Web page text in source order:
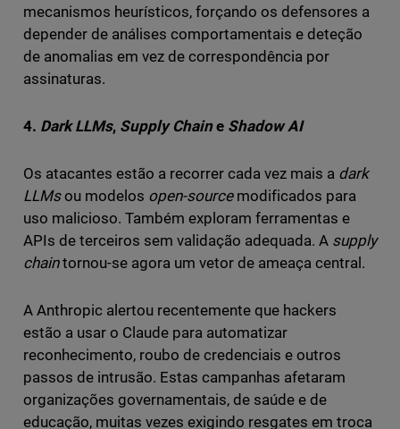
mecanismos heurísticos, forçando os defensores a
depender de análises comportamentais e deteção
de anomalias em vez de correspondência por
assinaturas.
4. Dark LLMs, Supply Chaine Shadow AI
Os atacantes estão a recorrer cada vez mais a dark
LLMsou modelos open-sourcemodificados para
uso malicioso. Também exploram ferramentas e
APIs de terceiros sem validação adequada. A supply
chaintornou-se agora um vetor de ameaça central.
A Anthropic alertou recentemente que hackers
estão a usar o Claude para automatizar
reconhecimento, roubo de credenciais e outros
passos de intrusão. Estas campanhas afetaram
organizações governamentais, de saúde e de
educação, muitas vezes exigindo resgates em troca